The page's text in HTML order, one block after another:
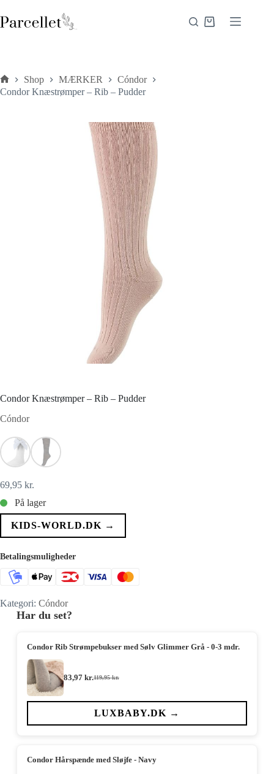
til
indhold
Indkøbskurv
Forside
Shop MÆRKER
Cóndor
Condor Knæstrømper – Rib – Pudder
Condor Knæstrømper – Rib – Pudder
Cóndor
69,95 kr.
På lager
KIDS-WORLD.DK →
Betalingsmuligheder
Kategori: Cóndor
Har du set?
Condor Rib Strømpebukser med Sølv Glimmer Grå - 0-3 mdr.
119,95kr.
Den
pris
var:
83,97 kr.Den
pris
er:
LUXBABY.DK →
Condor Hårspænde med Sløjfe - Navy